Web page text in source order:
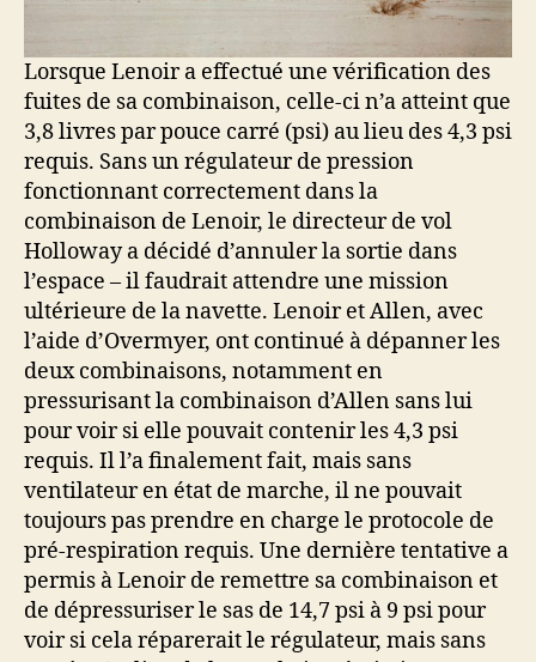
Lorsque Lenoir a effectué une vérification des
fuites de sa combinaison, celle-ci n’a atteint que
3,8 livres par pouce carré (psi) au lieu des 4,3 psi
requis. Sans un régulateur de pression
fonctionnant correctement dans la
combinaison de Lenoir, le directeur de vol
Holloway a décidé d’annuler la sortie dans
l’espace – il faudrait attendre une mission
ultérieure de la navette. Lenoir et Allen, avec
l’aide d’Overmyer, ont continué à dépanner les
deux combinaisons, notamment en
pressurisant la combinaison d’Allen sans lui
pour voir si elle pouvait contenir les 4,3 psi
requis. Il l’a finalement fait, mais sans
ventilateur en état de marche, il ne pouvait
toujours pas prendre en charge le protocole de
pré-respiration requis. Une dernière tentative a
permis à Lenoir de remettre sa combinaison et
de dépressuriser le sas de 14,7 psi à 9 psi pour
voir si cela réparerait le régulateur, mais sans